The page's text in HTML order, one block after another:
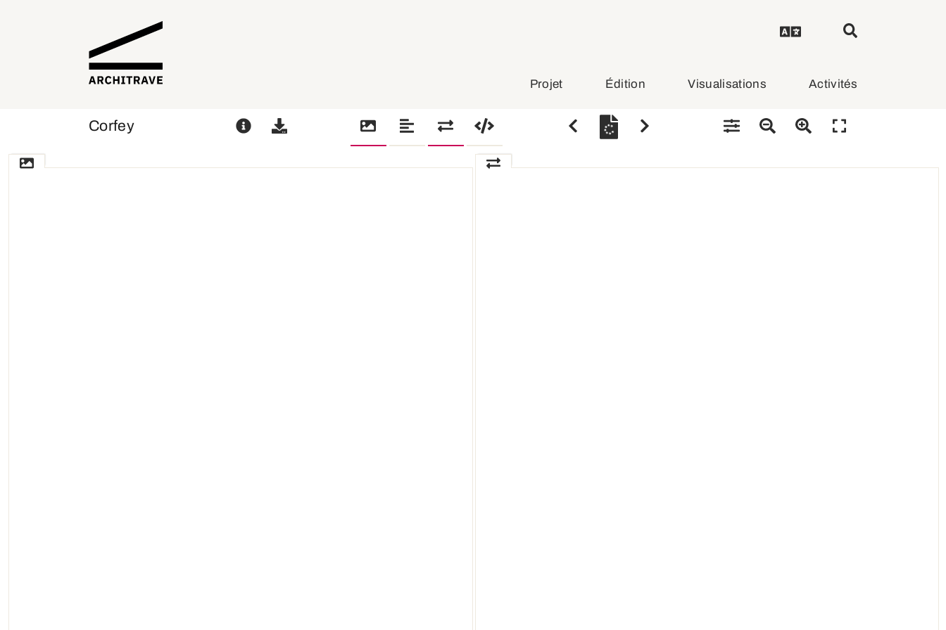
Projet Édition Visualisations Activités
Corfey